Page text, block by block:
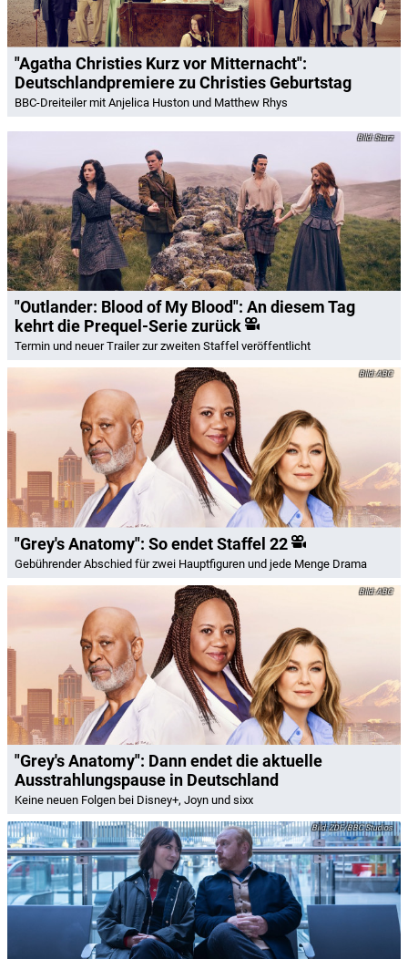
"Agatha Christies Kurz vor Mitternacht":
Deutschlandpremiere zu Christies Geburtstag
BBC-Dreiteiler mit Anjelica Huston und Matthew Rhys
Starz
"Outlander: Blood of My Blood": An diesem Tag
kehrt die Prequel-Serie zurück
Termin und neuer Trailer zur zweiten Staffel veröffentlicht
ABC
"Grey's Anatomy": So endet Staffel 22
Gebührender Abschied für zwei Hauptfiguren und jede Menge Drama
ABC
"Grey's Anatomy": Dann endet die aktuelle
Ausstrahlungspause in Deutschland
Keine neuen Folgen bei Disney+, Joyn und sixx
ZDF/BBC Studios